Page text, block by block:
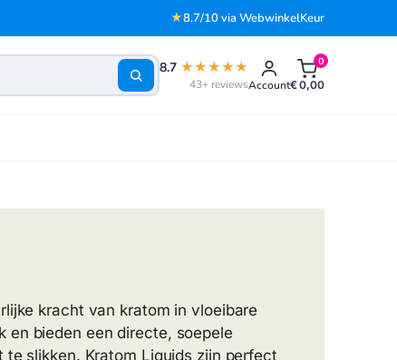
★8.7/10 via WebwinkelKeur
8.7 ★★★★★
43+ reviewsAccount€0,00
0
kracht van kratom in vloeibare
en bieden een directe, soepele
slikken. Kratom Liquids zijn perfect